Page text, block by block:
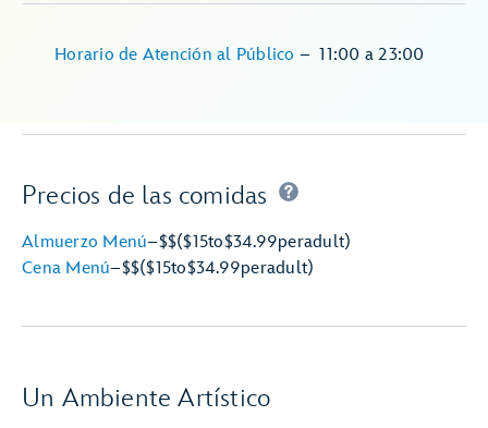
Horario de Atención al Público –11:00 a 23:00
Precios de las comidas
Almuerzo Menú–$$($15to$34.99peradult)
Cena Menú–$$($15to$34.99peradult)
Un Ambiente Artístico